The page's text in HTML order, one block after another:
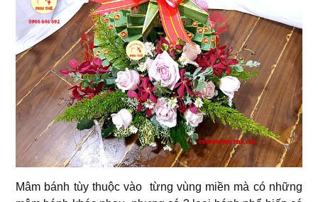
Mâm bánh tùy thuộc vào từng vùng miền mà có những